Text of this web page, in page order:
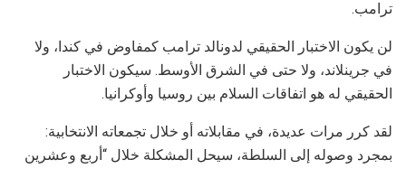
ترامب.
لن يكون الاختبار الحقيقي لدونالد ترامب كمفاوض في كندا، ولا
في جرينلاند، ولا حتى في الشرق الأوسط. سيكون الاختبار
الحقيقي له هو اتفاقات السلام بين روسيا وأوكرانيا.
لقد كرر مرات عديدة، في مقابلاته أو خلال تجمعاته الانتخابية:
بمجرد وصوله إلى السلطة، سيحل المشكلة خلال “أربع وعشرين